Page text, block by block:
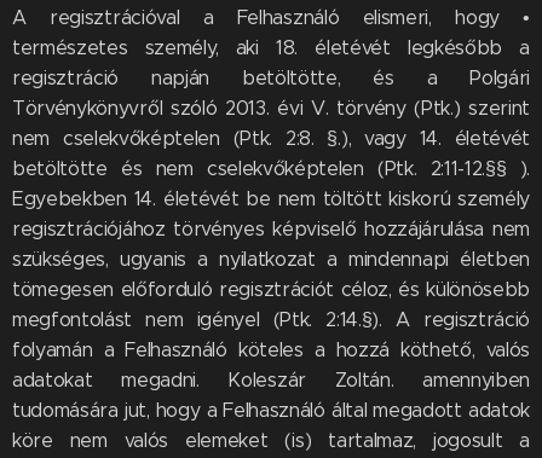
A regisztrációval a Felhasználó elismeri, hogy •
természetes személy, aki 18. életévét legkésőbb a
regisztráció napján betöltötte, és a Polgári
Törvénykönyvről szóló 2013. évi V. törvény (Ptk.) szerint
nem cselekvőképtelen (Ptk. 2:8. §.), vagy 14. életévét
betöltötte és nem cselekvőképtelen (Ptk. 2:11-12.§§ ).
Egyebekben 14. életévét be nem töltött kiskorú személy
regisztrációjához törvényes képviselő hozzájárulása nem
szükséges, ugyanis a nyilatkozat a mindennapi életben
tömegesen előforduló regisztrációt céloz, és különösebb
megfontolást nem igényel (Ptk. 2:14.§). A regisztráció
folyamán a Felhasználó köteles a hozzá köthető, valós
adatokat megadni. Koleszár Zoltán. amennyiben
tudomására jut, hogy a Felhasználó által megadott adatok
köre nem valós elemeket (is) tartalmaz, jogosult a